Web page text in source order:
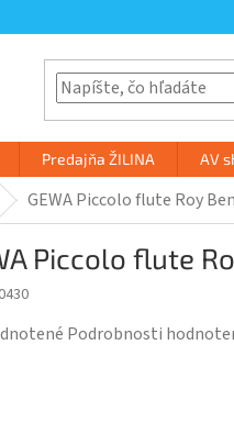
Predajňa ŽILINA AV
GEWA Piccolo flute Roy
Piccolo flute
Podrobnosti